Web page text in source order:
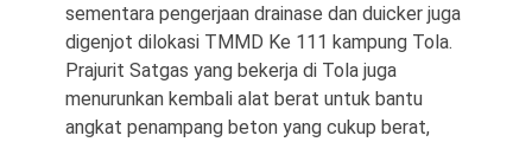
sementara pengerjaan drainase dan duicker juga
digenjot dilokasi TMMD Ke 111 kampung Tola.
Prajurit Satgas yang bekerja di Tola juga
menurunkan kembali alat berat untuk bantu
angkat penampang beton yang cukup berat,